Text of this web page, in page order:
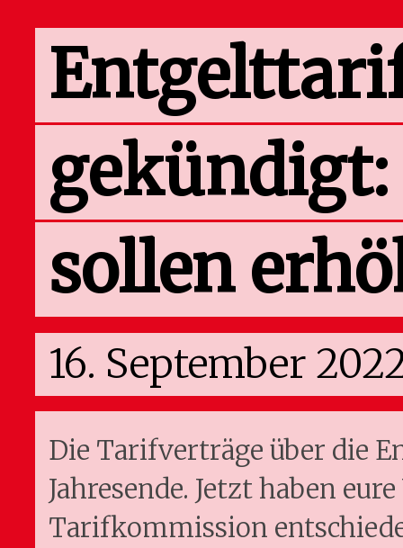
gekündigt:
sollen
16. September
Die Tarifverträge über die
Jahresende. Jetzt haben
Tarifkommission